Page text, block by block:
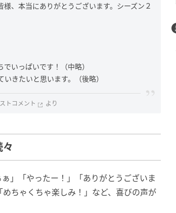
、本当にありがとうございます。シーズン２
いっぱいです！（中略）
きたいと思います。（後略）
トコメント より
々
」「やったー！」「ありがとうございま
ちゃくちゃ楽しみ！」など、喜びの声が